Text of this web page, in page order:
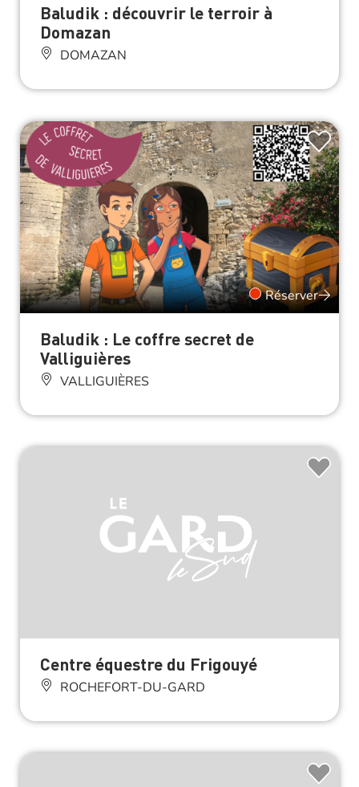
Baludik : découvrir le terroir à
Domazan
DOMAZAN
Réserver
Baludik : Le coffre secret de
Valliguières
VALLIGUIÈRES
Centre équestre du Frigouyé
ROCHEFORT-DU-GARD